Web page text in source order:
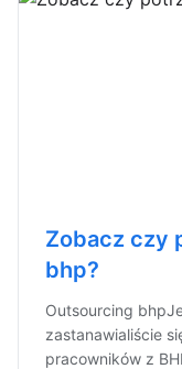
Zobacz czy
bhp?
Outsourcing
zastanawialiście
pracowników z